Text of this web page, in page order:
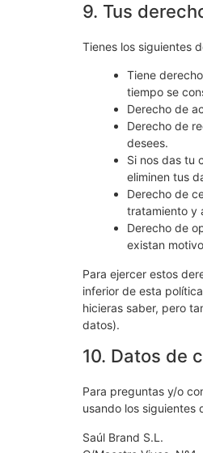
9. Tus
Tienes los siguientes
Tiene
tiempo se
Derecho de
Derecho de
desees.
Si nos das tu
eliminen tus
Derecho de
tratamiento y
Derecho de
existan
Para ejercer estos
inferior de esta
hicieras saber, pero
datos).
10. Datos de
Para preguntas y/o
usando los siguientes
Saúl Brand S.L.